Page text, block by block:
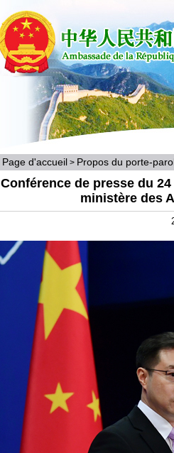
Page d'accueil > Propos du porte-
Conférence de presse du
ministère des